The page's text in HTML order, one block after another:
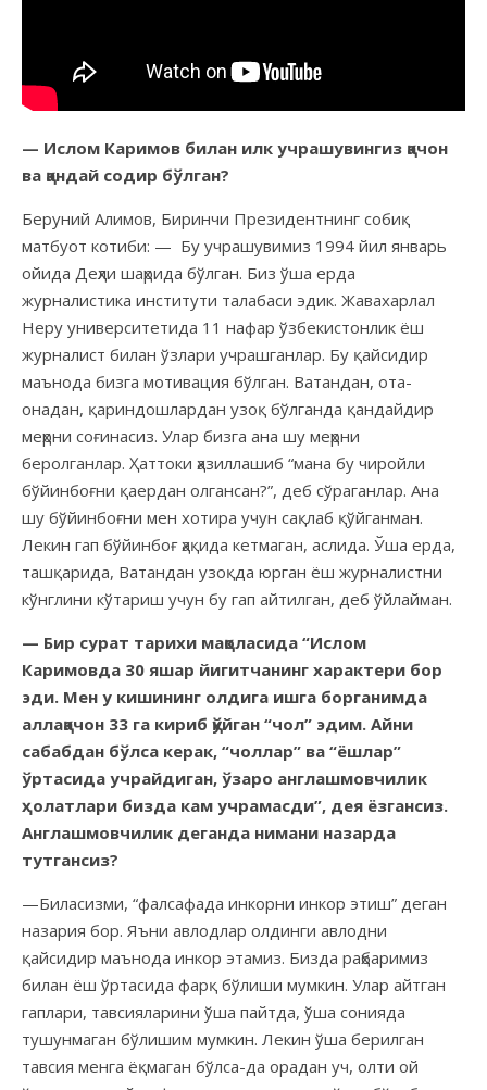
— Ислом Каримов билан илк учрашувингиз қачон
ва қандай содир бўлган?
Беруний Алимов, Биринчи Президентнинг собиқ
матбуот котиби: — Бу учрашувимиз 1994 йил январь
ойида Деҳли шаҳрида бўлган. Биз ўша ерда
журналистика институти талабаси эдик. Жавахарлал
Неру университетида 11 нафар ўзбекистонлик ёш
журналист билан ўзлари учрашганлар. Бу қайсидир
маънода бизга мотивация бўлган. Ватандан, ота-
онадан, қариндошлардан узоқ бўлганда қандайдир
меҳрни соғинасиз. Улар бизга ана шу меҳрни
беролганлар. Ҳаттоки ҳазиллашиб “мана бу чиройли
бўйинбоғни қаердан олгансан?”, деб сўраганлар. Ана
шу бўйинбоғни мен хотира учун сақлаб қўйганман.
Лекин гап бўйинбоғ ҳақида кетмаган, аслида. Ўша ерда,
ташқарида, Ватандан узоқда юрган ёш журналистни
кўнглини кўтариш учун бу гап айтилган, деб ўйлайман.
— Бир сурат тарихи мақоласида “Ислом
Каримовда 30 яшар йигитчанинг характери бор
эди. Мен у кишининг олдига ишга борганимда
аллақачон 33 га кириб қўйган “чол” эдим. Айни
сабабдан бўлса керак, “чоллар” ва “ёшлар”
ўртасида учрайдиган, ўзаро англашмовчилик
ҳолатлари бизда кам учрамасди”, дея ёзгансиз.
Англашмовчилик деганда нимани назарда
тутгансиз?
—Биласизми, “фалсафада инкорни инкор этиш” деган
назария бор. Яъни авлодлар олдинги авлодни
қайсидир маънода инкор этамиз. Бизда раҳбаримиз
билан ёш ўртасида фарқ бўлиши мумкин. Улар айтган
гаплари, тавсияларини ўша пайтда, ўша сонияда
тушунмаган бўлишим мумкин. Лекин ўша берилган
тавсия менга ёқмаган бўлса-да орадан уч, олти ой